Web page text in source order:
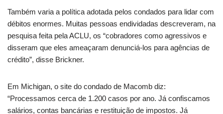
Também varia a política adotada pelos condados para lidar com
débitos enormes. Muitas pessoas endividadas descreveram, na
pesquisa feita pela ACLU, os “cobradores como agressivos e
disseram que eles ameaçaram denunciá-los para agências de
crédito”, disse Brickner.
Em Michigan, o site do condado de Macomb diz:
“Processamos cerca de 1.200 casos por ano. Já confiscamos
salários, contas bancárias e restituição de impostos. Já